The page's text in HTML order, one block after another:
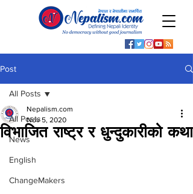
Post
All Posts
News
English
ChangeMakers
All Posts
विभाजित राष्ट्र र धुन्दुकारीको कथा
Nepalism.com
Nov 5, 2020